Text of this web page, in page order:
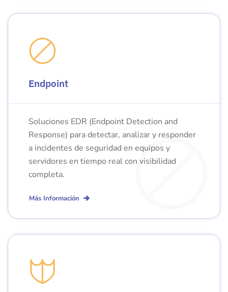
Endpoint
Soluciones EDR (Endpoint Detection and
Response) para detectar, analizar y responder
a incidentes de seguridad en equipos y
servidores en tiempo real con visibilidad
completa.
Más Información